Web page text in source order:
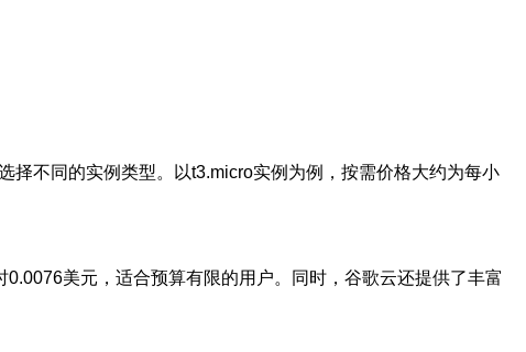
择不同的实例类型。以t3.micro实例为例，按需价格大约为每小
美元，适合预算有限的用户。同时，谷歌云还提供了丰富